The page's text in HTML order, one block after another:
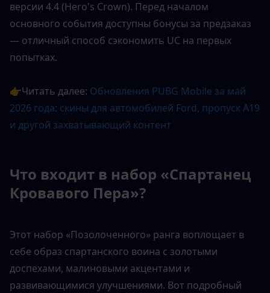
версии 4.4 (Hero's Crown). Перед началом
основного события доступны бонусы за предзаказ
— отличный способ сэкономить UC на первых
попытках.
👉Читать далее: Обновления PUBG Mobile за май
2026 года: скины для автомобилей Ford, пропуск A19
и другой захватывающий контент
Что входит в набор «Спартанец
Кровавого Пера»?
Этот набор «Позолоченного» ранга воплощает в
себе образ спартанского воина с золотыми
доспехами, малиновыми акцентами и
развивающимися улучшениями. Вот подробный